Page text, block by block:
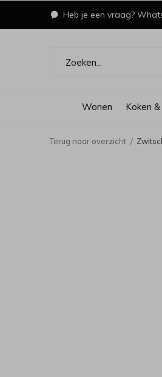
Wonen Koken
Heb je een vraag?
Terug naar overzicht